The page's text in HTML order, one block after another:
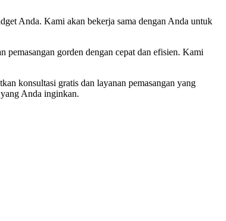
Anda. Kami akan bekerja sama dengan Anda untuk
gorden dengan cepat dan efisien. Kami
konsultasi gratis dan layanan pemasangan yang
Anda inginkan.